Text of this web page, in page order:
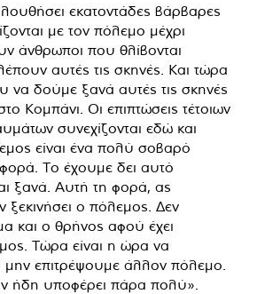
εκατοντάδες βάρβαρες
με τον πόλεμο μέχρι
άνθρωποι που θλίβονται
αυτές τις σκηνές. Και τώρα
να δούμε ξανά αυτές τις σκηνές
Κομπάνι. Οι επιπτώσεις τέτοιων
συνεχίζονται εδώ και
είναι ένα πολύ σοβαρό
Το έχουμε δει αυτό
ξανά. Αυτή τη φορά, ας
ξεκινήσει ο πόλεμος. Δεν
και ο θρήνος αφού έχει
Τώρα είναι η ώρα να
επιτρέψουμε άλλον πόλεμο.
ήδη υποφέρει πάρα πολύ».